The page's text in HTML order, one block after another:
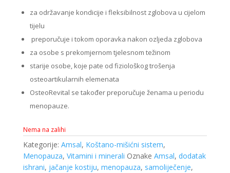
za održavanje kondicije i fleksibilnost zglobova u cijelom
tijelu
preporučuje i tokom oporavka nakon ozljeda zglobova
za osobe s prekomjernom tjelesnom težinom
starije osobe, koje pate od fiziološkog trošenja
osteoartikularnih elemenata
OsteoRevital se također preporučuje ženama u periodu
menopauze.
Nema na zalihi
Kategorije: Amsal, Koštano-mišićni sistem,
Menopauza, Vitamini i minerali Oznake Amsal, dodatak
ishrani, jačanje kostiju, menopauza, samoliječenje,